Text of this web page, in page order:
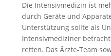
Die Intensivmedizin ist
durch Geräte und
Unterstützung sollte als
Intensivmediziner
retten. Das Ärzte-Team